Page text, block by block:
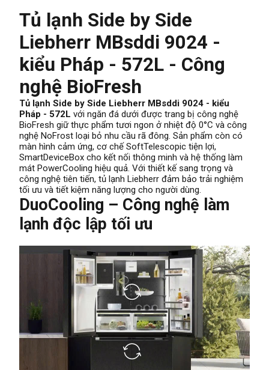
Tủ lạnh Side by Side
Liebherr MBsddi 9024 -
kiểu Pháp - 572L - Công
nghệ BioFresh
Tủ lạnh Side by Side Liebherr MBsddi 9024 - kiểu
Pháp - 572L với ngăn đá dưới được trang bị công nghệ
BioFresh giữ thực phẩm tươi ngon ở nhiệt độ 0°C và công
nghệ NoFrost loại bỏ nhu cầu rã đông. Sản phẩm còn có
màn hình cảm ứng, cơ chế SoftTelescopic tiện lợi,
SmartDeviceBox cho kết nối thông minh và hệ thống làm
mát PowerCooling hiệu quả. Với thiết kế sang trọng và
công nghệ tiên tiến, tủ lạnh Liebherr đảm bảo trải nghiệm
tối ưu và tiết kiệm năng lượng cho người dùng.
DuoCooling – Công nghệ làm
lạnh độc lập tối ưu